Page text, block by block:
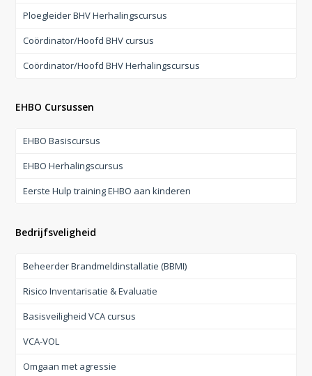
Ploegleider BHV Herhalingscursus
Coördinator/Hoofd BHV cursus
Coördinator/Hoofd BHV Herhalingscursus
EHBO Cursussen
EHBO Basiscursus
EHBO Herhalingscursus
Eerste Hulp training EHBO aan kinderen
Bedrijfsveligheid
Beheerder Brandmeldinstallatie (BBMI)
Risico Inventarisatie & Evaluatie
Basisveiligheid VCA cursus
VCA-VOL
Omgaan met agressie